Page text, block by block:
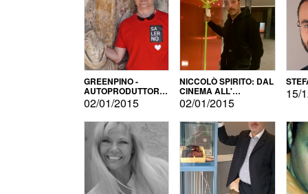
GREENPINO -
AUTOPRODUTTORE
PER AMORE
02/01/2015
NICCOLÒ SPIRITO: DAL
CINEMA ALL'
AUTOPRODUZIONE
02/01/2015
15/